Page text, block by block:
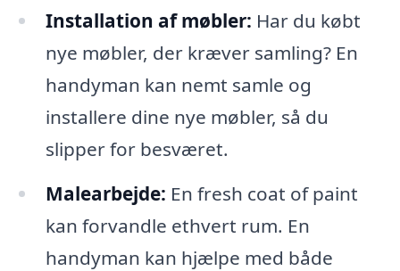
Installation af møbler: Har du købt
nye møbler, der kræver samling? En
handyman kan nemt samle og
installere dine nye møbler, så du
slipper for besværet.
Malearbejde: En fresh coat of paint
kan forvandle ethvert rum. En
handyman kan hjælpe med både